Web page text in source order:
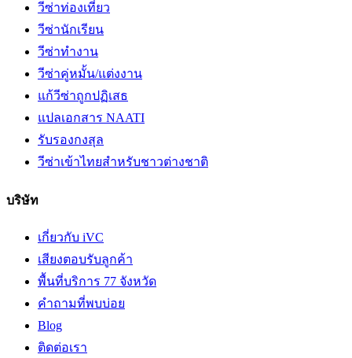
วีซ่าท่องเที่ยว
วีซ่านักเรียน
วีซ่าทำงาน
วีซ่าคู่หมั้น/แต่งงาน
แก้วีซ่าถูกปฏิเสธ
แปลเอกสาร NAATI
รับรองกงสุล
วีซ่าเข้าไทยสำหรับชาวต่างชาติ
บริษัท
เกี่ยวกับ iVC
เสียงตอบรับลูกค้า
พื้นที่บริการ 77 จังหวัด
คำถามที่พบบ่อย
Blog
ติดต่อเรา